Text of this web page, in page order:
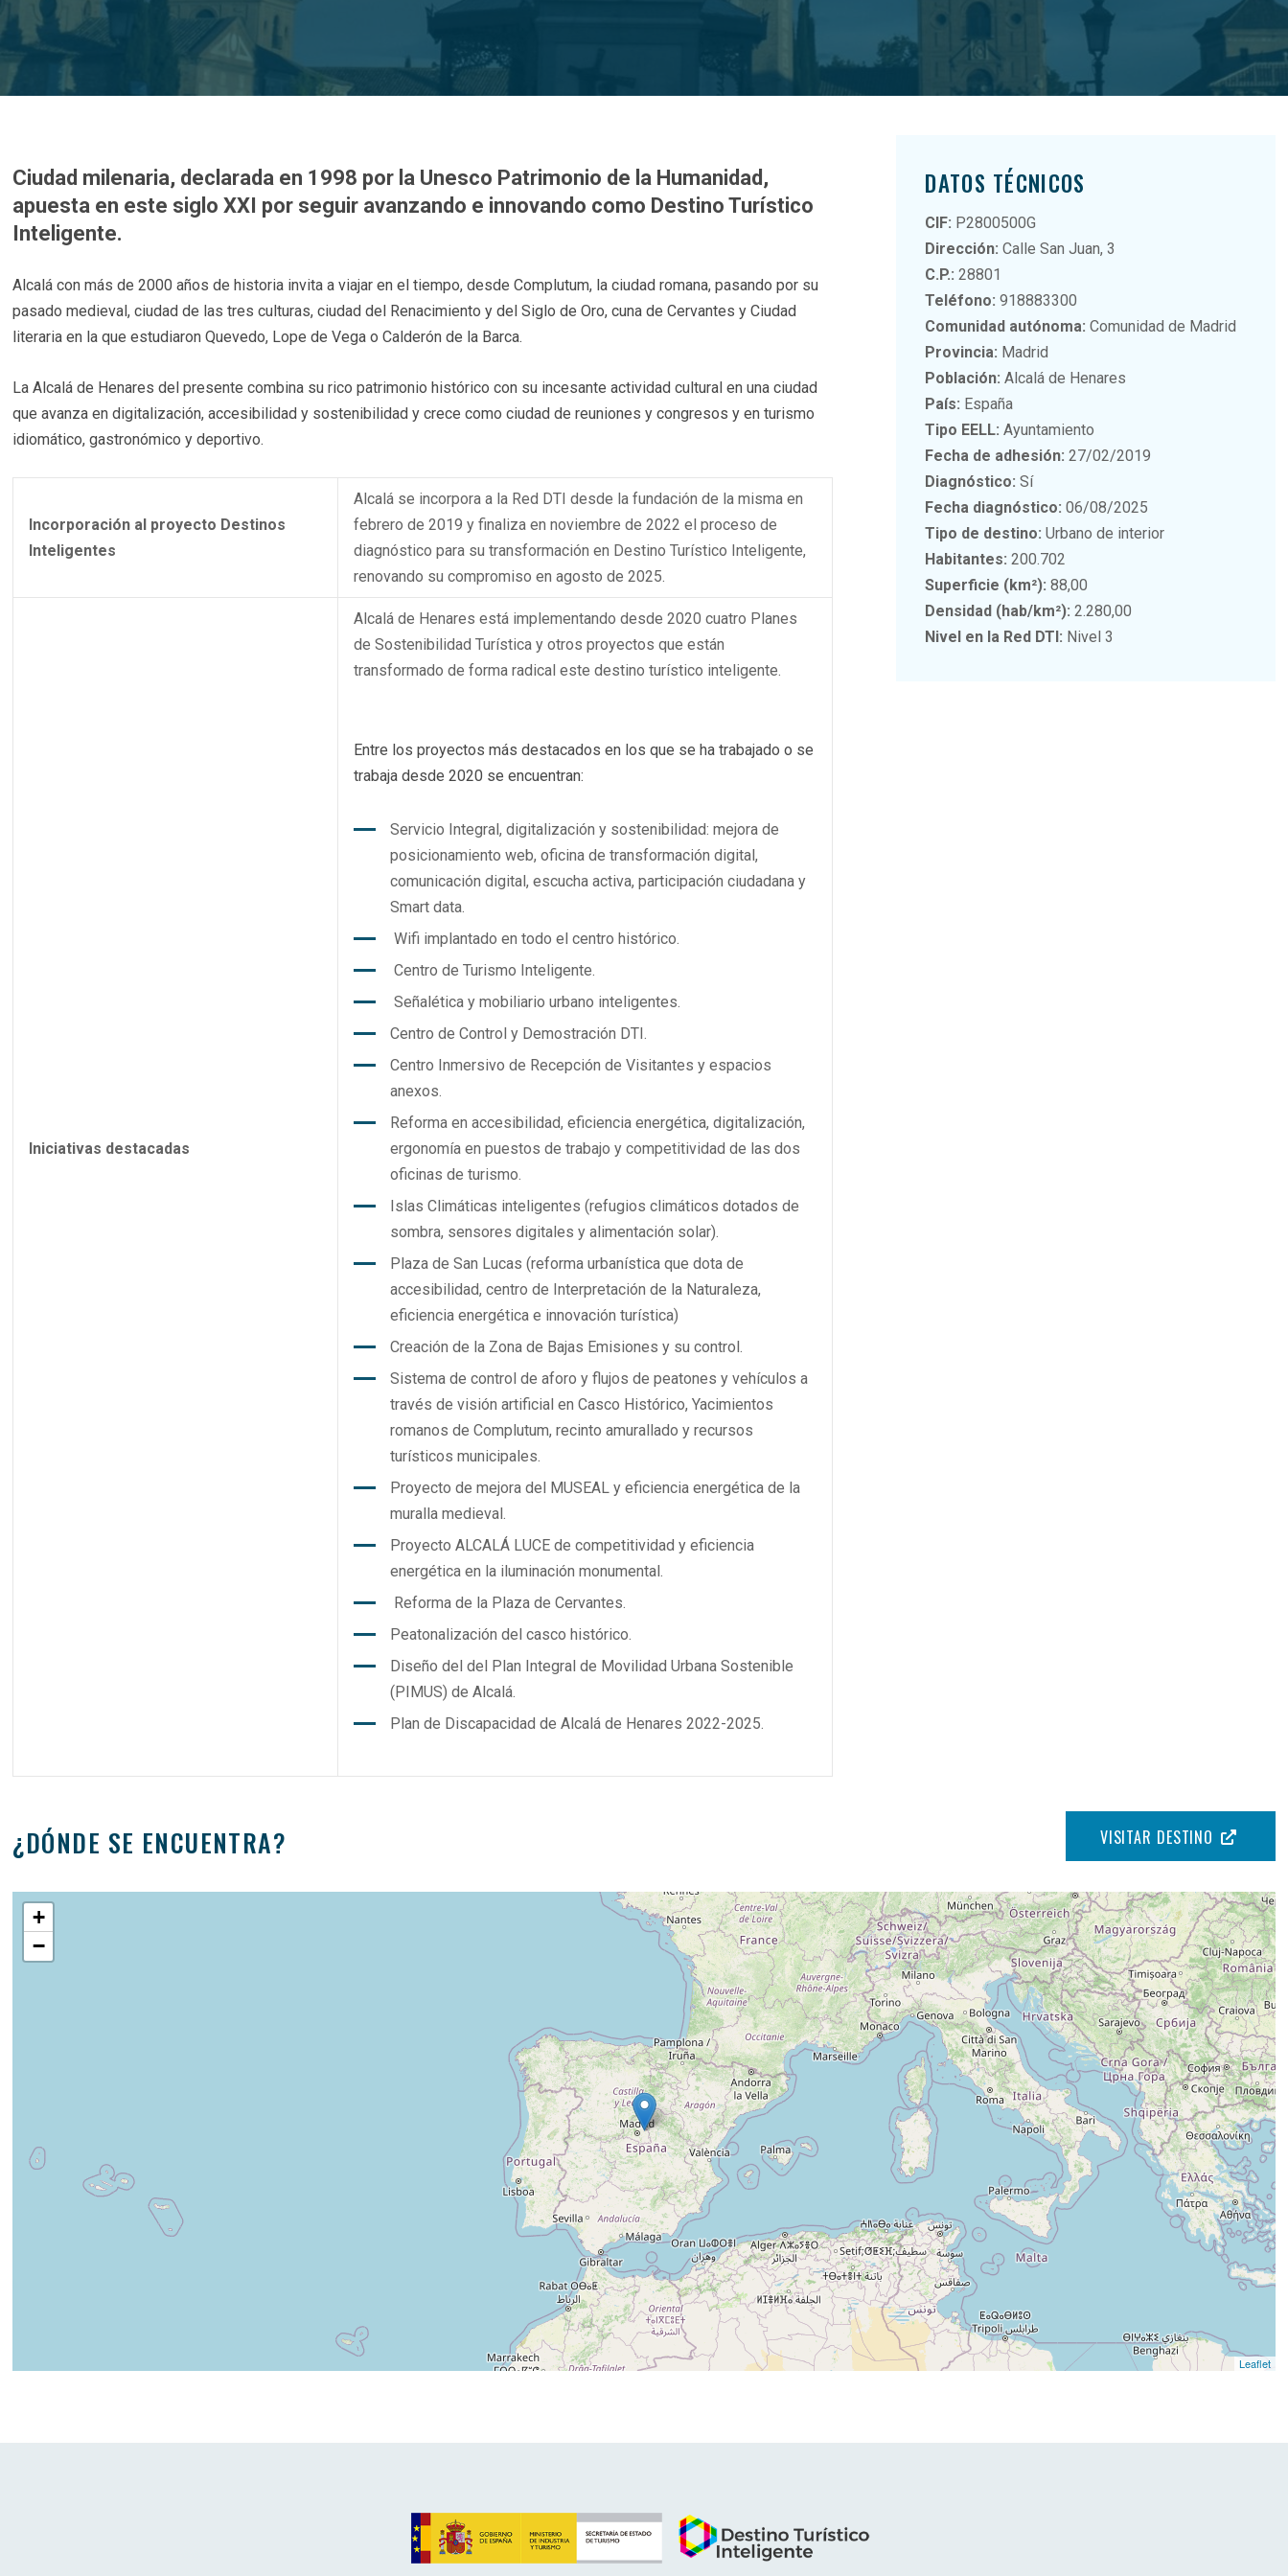
Ciudad milenaria, declarada en 1998 por la Unesco Patrimonio de la Humanidad,
apuesta en este siglo XXI por seguir avanzando e innovando como Destino Turístico
Inteligente.
Alcalá con más de 2000 años de historia invita a viajar en el tiempo, desde Complutum, la ciudad romana, pasando por su
pasado medieval, ciudad de las tres culturas, ciudad del Renacimiento y del Siglo de Oro, cuna de Cervantes y Ciudad
literaria en la que estudiaron Quevedo, Lope de Vega o Calderón de la Barca.
La Alcalá de Henares del presente combina su rico patrimonio histórico con su incesante actividad cultural en una ciudad
que avanza en digitalización, accesibilidad y sostenibilidad y crece como ciudad de reuniones y congresos y en turismo
idiomático, gastronómico y deportivo.
Incorporación al proyecto Destinos
Inteligentes
Alcalá se incorpora a la Red DTI desde la fundación de la misma en
febrero de 2019 y finaliza en noviembre de 2022 el proceso de
diagnóstico para su transformación en Destino Turístico Inteligente,
renovando su compromiso en agosto de 2025.
Iniciativas destacadas
Alcalá de Henares está implementando desde 2020 cuatro Planes
de Sostenibilidad Turística y otros proyectos que están
transformado de forma radical este destino turístico inteligente.
Entre los proyectos más destacados en los que se ha trabajado o se
trabaja desde 2020 se encuentran:
Servicio Integral, digitalización y sostenibilidad: mejora de
posicionamiento web, oficina de transformación digital,
comunicación digital, escucha activa, participación ciudadana y
Smart data.
Wifi implantado en todo el centro histórico.
Centro de Turismo Inteligente.
Señalética y mobiliario urbano inteligentes.
Centro de Control y Demostración DTI.
Centro Inmersivo de Recepción de Visitantes y espacios
anexos.
Reforma en accesibilidad, eficiencia energética, digitalización,
ergonomía en puestos de trabajo y competitividad de las dos
oficinas de turismo.
Islas Climáticas inteligentes (refugios climáticos dotados de
sombra, sensores digitales y alimentación solar).
Plaza de San Lucas (reforma urbanística que dota de
accesibilidad, centro de Interpretación de la Naturaleza,
eficiencia energética e innovación turística)
Creación de la Zona de Bajas Emisiones y su control.
Sistema de control de aforo y flujos de peatones y vehículos a
través de visión artificial en Casco Histórico, Yacimientos
romanos de Complutum, recinto amurallado y recursos
turísticos municipales.
Proyecto de mejora del MUSEAL y eficiencia energética de la
muralla medieval.
Proyecto ALCALÁ LUCE de competitividad y eficiencia
energética en la iluminación monumental.
Reforma de la Plaza de Cervantes.
Peatonalización del casco histórico.
Diseño del del Plan Integral de Movilidad Urbana Sostenible
(PIMUS) de Alcalá.
Plan de Discapacidad de Alcalá de Henares 2022-2025.
DATOS TÉCNICOS
CIF: P2800500G
Dirección: Calle San Juan, 3
C.P.: 28801
Teléfono: 918883300
Comunidad autónoma: Comunidad de Madrid
Provincia: Madrid
Población: Alcalá de Henares
País: España
Tipo EELL: Ayuntamiento
Fecha de adhesión: 27/02/2019
Diagnóstico: Sí
Fecha diagnóstico: 06/08/2025
Tipo de destino: Urbano de interior
Habitantes: 200.702
Superficie (km²): 88,00
Densidad (hab/km²): 2.280,00
Nivel en la Red DTI: Nivel 3
¿DÓNDE SE ENCUENTRA? VISITAR DESTINO
+
−
Leaflet